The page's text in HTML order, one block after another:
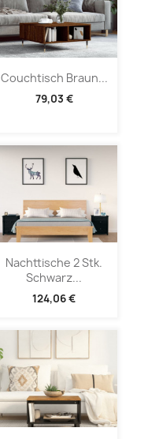
Couchtisch Braun...
79,03 €
Nachttische 2 Stk.
Schwarz...
124,06 €